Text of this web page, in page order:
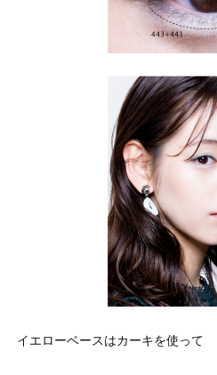
イエローベースはカーキを使って